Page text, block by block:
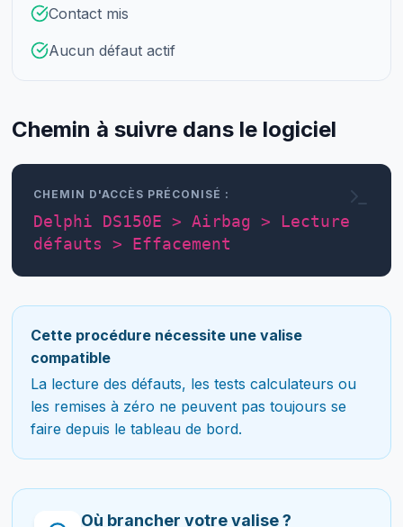
Contact mis
Aucun défaut actif
Chemin à suivre dans le logiciel
CHEMIN D'ACCÈS PRÉCONISÉ :
Delphi DS150E > Airbag > Lecture
défauts > Effacement
Cette procédure nécessite une valise
compatible
La lecture des défauts, les tests calculateurs ou
les remises à zéro ne peuvent pas toujours se
faire depuis le tableau de bord.
Où brancher votre valise ?